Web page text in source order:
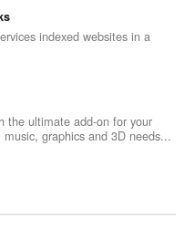
indexed websites in a
the ultimate add-on for your
graphics and 3D needs...